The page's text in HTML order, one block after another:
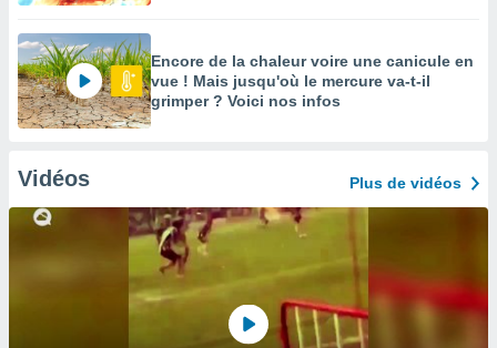
Encore de la chaleur voire une canicule en
vue ! Mais jusqu'où le mercure va-t-il
grimper ? Voici nos infos
Vidéos Plus de vidéos